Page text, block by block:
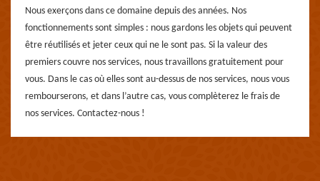
Nous exerçons dans ce domaine depuis des années. Nos
fonctionnements sont simples : nous gardons les objets qui peuvent
être réutilisés et jeter ceux qui ne le sont pas. Si la valeur des
premiers couvre nos services, nous travaillons gratuitement pour
vous. Dans le cas où elles sont au-dessus de nos services, nous vous
rembourserons, et dans l’autre cas, vous complèterez le frais de
nos services. Contactez-nous !